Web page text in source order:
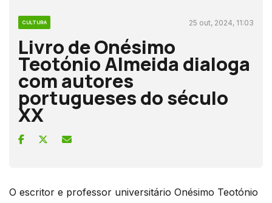
CULTURA 25 out, 2024, 11:03
Livro de Onésimo
Teotónio Almeida dialoga
com autores
portugueses do século
XX
O escritor e professor universitário Onésimo Teotónio